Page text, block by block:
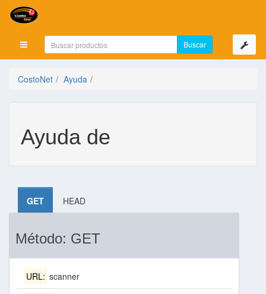
Mostrar menú
CostoNet Ayuda
Ayuda de
GET HEAD
Método: GET
URL: scanner